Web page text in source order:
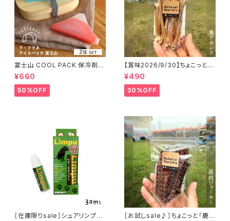
富士山 COOL PACK 保冷剤 2
個セット ひんやり雑貨 アイスパ
ックla flaner ラフラネ
¥660
50%OFF
【賞味2026/9/30】ちょこっと
「鹿アキレス」ジビエ鹿 おやつ
¥490
30%OFF
［在庫限りsale］シュアリンプウ
［お試しsale♪］ちょこっと「鹿肉